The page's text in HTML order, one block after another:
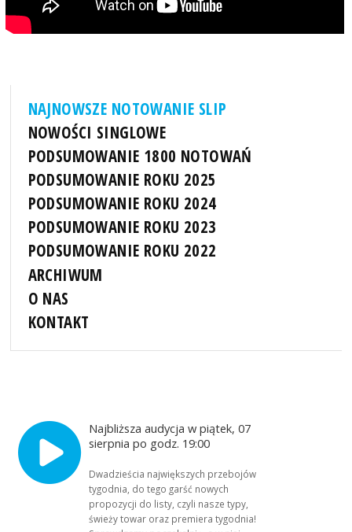
NAJNOWSZE NOTOWANIE SLIP
NOWOŚCI SINGLOWE
PODSUMOWANIE 1800 NOTOWAŃ
PODSUMOWANIE ROKU 2025
PODSUMOWANIE ROKU 2024
PODSUMOWANIE ROKU 2023
PODSUMOWANIE ROKU 2022
ARCHIWUM
O NAS
KONTAKT
Najbliższa audycja w piątek, 07
sierpnia po godz. 19:00
Dwadzieścia największych przebojów
tygodnia, do tego garść nowych
propozycji do listy, czyli nasze typy,
świeży towar oraz premiera tygodnia!